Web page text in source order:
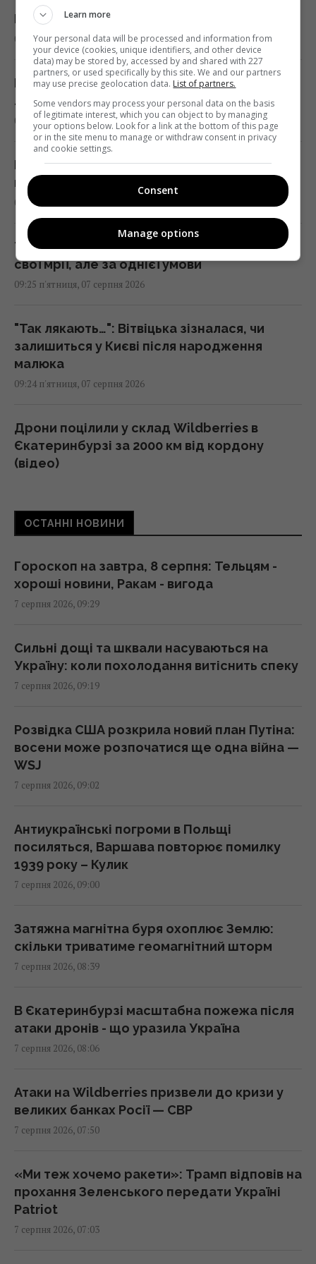
Росії
09:39 п'ятниця, 07 серпня 2026
Вікно часу: вчені зробили прорив у
лікування найагресивнішого раку мозку
09:30 п'ятниця, 07 серпня 2026
Пенсія без стажу: скільки отримає
пенсіонер, який ніколи не працював
09:30 п'ятниця, 07 серпня 2026
Три знаки Зодіаку незабаром здійснять усі
свої мрії, але за однієї умови
09:25 п'ятниця, 07 серпня 2026
"Так лякають…": Вітвіцька зізналася, чи
залишиться у Києві після народження
малюка
09:24 п'ятниця, 07 серпня 2026
Дрони поцілили у склад Wildberries в
Єкатеринбурзі за 2000 км від кордону
(відео)
"Люта нічка 2": вийшов трейлер сиквелу
Гарбором (відео)
09:11 п'ятниця, 07 серпня 2026
що з ними робити після збору врожаю
09:00 п'ятниця, 07 серпня 2026
показує календар риболова на місяць
09:00 п'ятниця, 07 серпня 2026
Що можна забрати з готельного номера, а
експертів
08:59 п'ятниця, 07 серпня 2026
Негода накриє пів України: синоптики
08:55 п'ятниця, 07 серпня 2026
Трамп підписав укази про обмеження
США
08:49 п'ятниця, 07 серпня 2026
Сіті": головні прем'єри в кінотеатрах цього
тижня
08:47 п'ятниця, 07 серпня 2026
Як рицинова олія впливає на волосся:
дослідження пояснюють користь цього
народного засобу
08:41 п'ятниця, 07 серпня 2026
ОСТАННІ НОВИНИ
Гороскоп на завтра, 8 серпня: Тельцям -
хороші новини, Ракам - вигода
7 серпня 2026, 09:29
Сильні дощі та шквали насуваються на
Україну: коли похолодання витіснить спеку
7 серпня 2026, 09:19
Розвідка США розкрила новий план Путіна:
восени може розпочатися ще одна війна —
WSJ
7 серпня 2026, 09:02
Антиукраїнські погроми в Польщі
посиляться, Варшава повторює помилку
1939 року – Кулик
7 серпня 2026, 09:00
Затяжна магнітна буря охоплює Землю:
скільки триватиме геомагнітний шторм
7 серпня 2026, 08:39
В Єкатеринбурзі масштабна пожежа після
атаки дронів - що уразила Україна
7 серпня 2026, 08:06
Атаки на Wildberries призвели до кризи у
великих банках Росії — СВР
7 серпня 2026, 07:50
«Ми теж хочемо ракети»: Трамп відповів на
прохання Зеленського передати Україні
Patriot
7 серпня 2026, 07:03
Learn more
Your personal data will be processed and information from
your device (cookies, unique identifiers, and other device
data) may be stored by, accessed by and shared with 227
partners, or used specifically by this site. We and our partners
may use precise geolocation data. List of partners.
Some vendors may process your personal data on the basis
of legitimate interest, which you can object to by managing
your options below. Look for a link at the bottom of this page
or in the site menu to manage or withdraw consent in privacy
and cookie settings.
Consent
Manage options